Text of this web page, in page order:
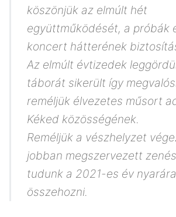
köszönjük az elmúlt hét
együttműködését, a próbák
koncert hátterének
Az elmúlt évtizedek
táborát sikerült így
reméljük élvezetes műsort
Kéked közösségének.
Reméljük a vészhelyzet
jobban megszervezett
tudunk a 2021-es év nyarára
összehozni.